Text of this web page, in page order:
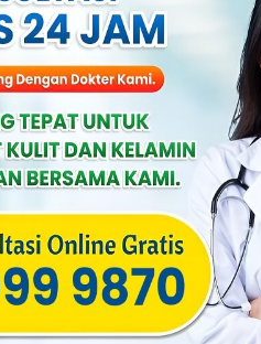
Penyakit